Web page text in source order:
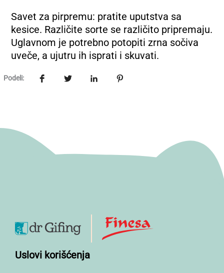
Savet za pirpremu: pratite uputstva sa
kesice. Različite sorte se različito pripremaju.
Uglavnom je potrebno potopiti zrna sočiva
uveče, a ujutru ih isprati i skuvati.
Podeli:
Uslovi korišćenja